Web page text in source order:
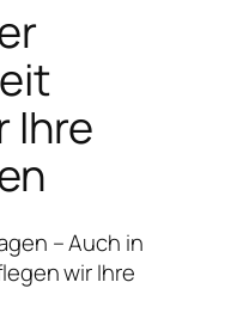
Ihre
– Auch in
wir Ihre